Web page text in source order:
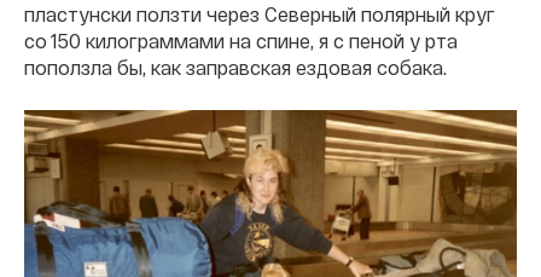
пластунски ползти через Северный полярный круг
со 150 килограммами на спине, я с пеной у рта
поползла бы, как заправская ездовая собака.